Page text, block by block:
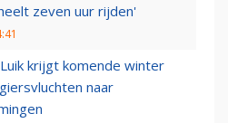
zeven uur rijden'
krijgt komende winter
naar